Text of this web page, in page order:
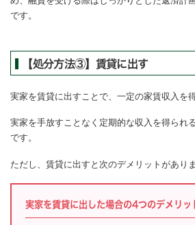
です。
【処分方法③】賃貸に出す
実家を賃貸に出すことで、一定の家賃収入を
実家を手放すことなく定期的な収入を得られ
です。
ただし、賃貸に出すと次のデメリットがありま
実家を賃貸に出した場合の4つのデメリッ